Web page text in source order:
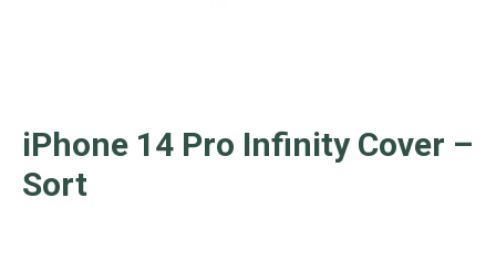
iPhone 14 Pro Infinity Cover –
Sort